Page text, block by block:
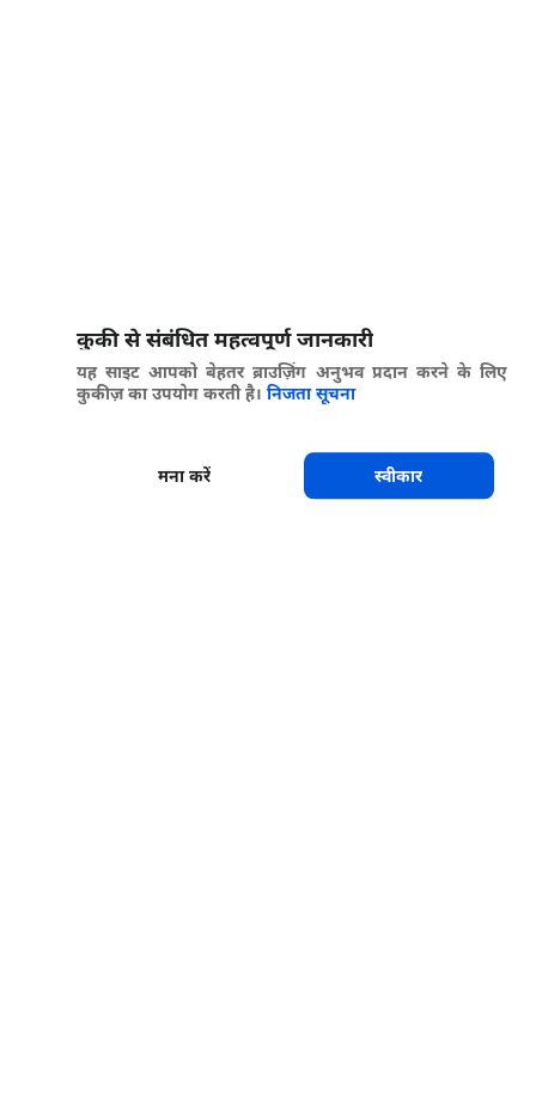
कुकी से संबंधित महत्वपूर्ण जानकारी
यह साइट आपको बेहतर ब्राउज़िंग अनुभव प्रदान करने के लिए
कुकीज़ का उपयोग करती है। निजता सूचना
मना करें स्वीकार